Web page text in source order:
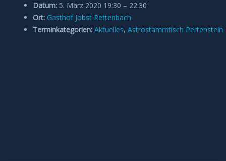
Datum: 5. März 2020 19:30 – 22:30
Ort: Gasthof Jobst Rettenbach
Terminkategorien: Aktuelles, Astrostammtisch Pertenstein